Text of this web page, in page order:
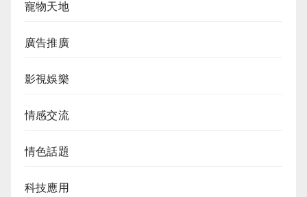
寵物天地
廣告推廣
影視娛樂
情感交流
情色話題
科技應用